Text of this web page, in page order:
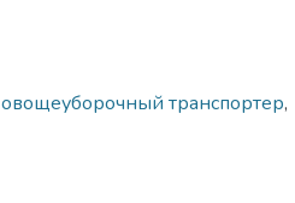
овощеуборочный транспортер,